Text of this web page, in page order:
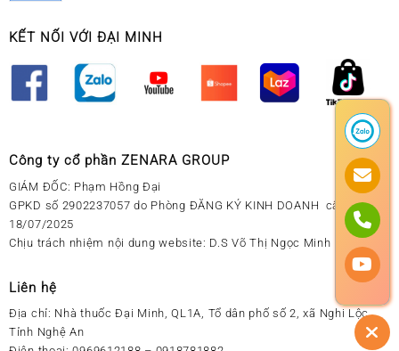
KẾT NỐI VỚI ĐẠI MINH
Công ty cổ phần ZENARA GROUP
GIÁM ĐỐC: Phạm Hồng Đại
GPKD số 2902237057 do Phòng ĐĂNG KÝ KINH DOANH cấp ngày
18/07/2025
Chịu trách nhiệm nội dung website: D.S Võ Thị Ngọc Minh
Liên hệ
Địa chỉ: Nhà thuốc Đại Minh, QL1A, Tổ dân phố số 2, xã Nghi Lộc,
Tỉnh Nghệ An